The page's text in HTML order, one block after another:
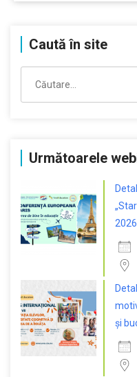
Caută în site
după:
Următoarele
2026
și